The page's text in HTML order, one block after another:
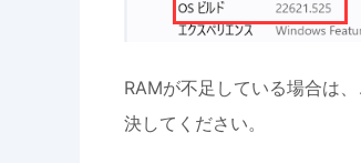
RAMが不足している場合は
決してください。